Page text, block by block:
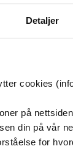
Detaljer
cookies
på
din på vår
for